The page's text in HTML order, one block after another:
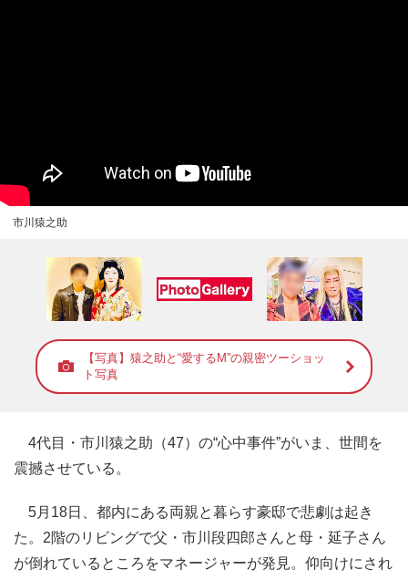
市川猿之助
【写真】猿之助と“愛するM”の親密ツーショッ
ト写真
4代目・市川猿之助（47）の“心中事件”がいま、世間を
震撼させている。
5月18日、都内にある両親と暮らす豪邸で悲劇は起き
た。2階のリビングで父・市川段四郎さんと母・延子さん
が倒れているところをマネージャーが発見。仰向けにされ